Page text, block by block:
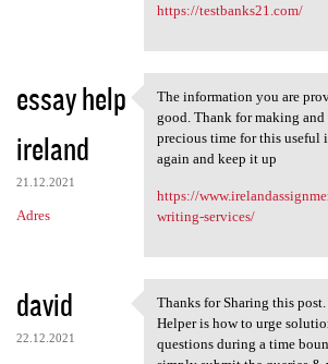
https://testbanks21.com/
essay help
ireland
21.12.2021
Adres
The information you
The information you are
good. Thank for making
precious time for this useful
again and keep it up
https://
writing-services/
david
22.12.2021
Thanks for Sharing
Thanks for Sharing this
Helper is how to urge
questions during a time